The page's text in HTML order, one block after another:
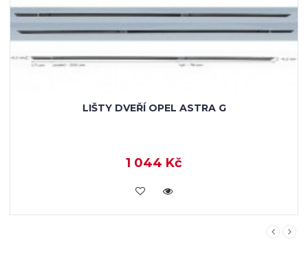
LIŠTY DVEŘÍ OPEL ASTRA G
1 044 Kč
KOUPIT